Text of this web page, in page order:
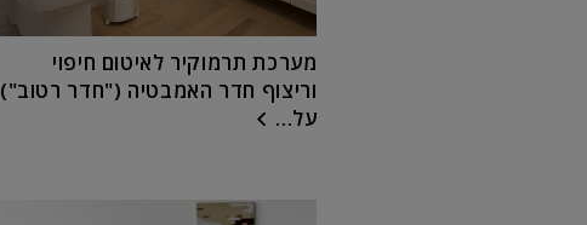
מערכת תרמוקיר לאיטום חיפוי
וריצוף חדר האמבטיה ("חדר רטוב")
על...